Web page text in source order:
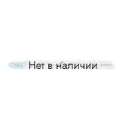
Нет в наличии